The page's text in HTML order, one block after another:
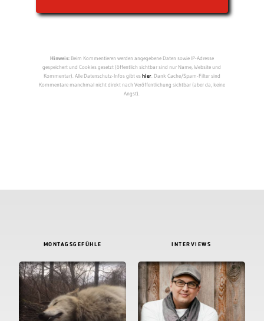
Hinweis:Beim Kommentieren werden angegebene Daten sowie IP-Adresse
gespeichert und Cookies gesetzt (öffentlich sichtbar sind nur Name, Website und
Kommentar). Alle Datenschutz-Infos gibt eshier. Dank Cache/Spam-Filter sind
Kommentare manchmal nicht direkt nach Veröffentlichung sichtbar (aber da, keine
Angst).
MONTAGSGEFÜHLE INTERVIEWS